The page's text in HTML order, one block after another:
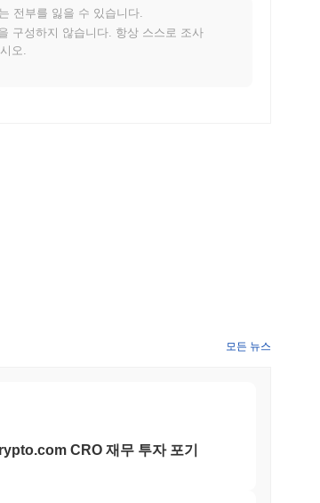
성을 향상시키기 위해 제로 지식 증명 기술을
초기 분배는 2023년 초 공정한 출시 모델을
이러한 기초적인 단계는 zkLink의 성장 프레임
확장하고 있습니다. 이러한 기능들은 종합적
랫폼에서 구축된 분산 애플리케이션(dApps)
스에 접근할 수 있습니다. 보유자는 ZKL 토큰
습니다. 또한, ZKL은 거버넌스 목적으로 사용
도록 합니다. 이는 커뮤니티가 zkLink의 미래
전부를 잃을 수 있습니다.
구성하지 않습니다. 항상 스스로 조사
오.
모든 뉴스
CRO 재무 투자 포기